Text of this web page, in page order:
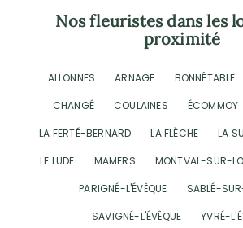
Nos fleuristes dans les
proximité
ALLONNES ARNAGE BONNÉTABLE
CHANGÉ
COULAINES ÉCOMMOY
LA FERTÉ-BERNARD
LA FLÈCHE
LA
LE LUDE
MAMERS MONTVAL-SUR-
PARIGNÉ-L'ÉVÊQUE
SABLÉ-
SAVIGNÉ-L'ÉVÊQUE
YVRÉ-